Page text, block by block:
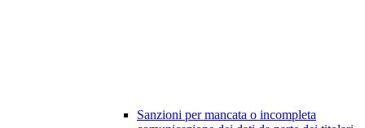
Sanzioni per mancata o incompleta